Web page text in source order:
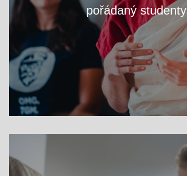
pořádaný studenty
VÍCE